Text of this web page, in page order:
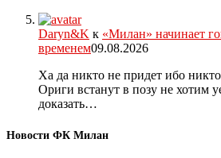
Daryn&K к «Милан» начинает
временем09.08.2026
Ха да никто не придет ибо
Ориги встанут в позу не хотим
доказать…
Новости ФК Милан